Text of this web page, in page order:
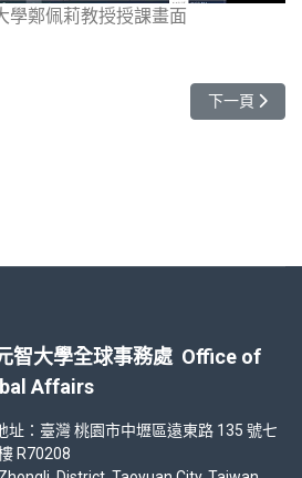
學鄭佩莉教授授課畫面
功-疫情下國外申請人數創新高下一篇文章:
下一頁
智大學全球事務處 Office of
Affairs
：臺灣 桃園市中壢區遠東路 135 號七
R70208